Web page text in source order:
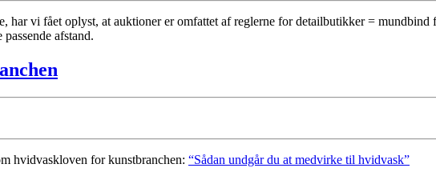
har vi fået oplyst, at auktioner er omfattet af reglerne for detailbutikker =
afstand.
hvidvaskloven for kunstbranchen: “Sådan undgår du at medvirke til hvidvask”